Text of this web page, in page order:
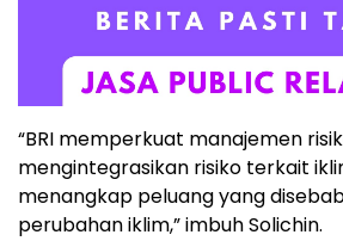
“BRI memperkuat manajemen
mengintegrasikan risiko terkait
menangkap peluang yang
perubahan iklim,” imbuh Solichin.